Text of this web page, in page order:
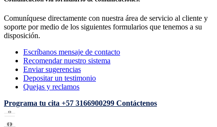
Comuníquese directamente con nuestra área de servicio al cliente y
soporte por medio de los siguientes formularios que tenemos a su
disposición.
Escríbanos mensaje de contacto
Recomendar nuestro sistema
Enviar sugerencias
Depositar un testimonio
Quejas y reclamos
Programa tu cita +57 3166900299 Contáctenos